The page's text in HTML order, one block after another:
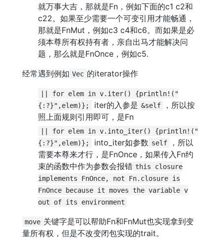
就万事大吉，那就是Fn，例如下面的c1 c2和
c22。如果至少需要一个可变引用才能畅通，
那就是FnMut，例如c3 c4和c6。而如果是必
须本尊所有权持有者，亲自出马才能解决问
题，那么就是FnOnce，例如c5.
经常遇到例如 Vec 的iterator操作
|| for elem in v.iter() {println!("
{:?}",elem)};
iter的入参是 &self
，所以按
照上面规则引用即可，是Fn
|| for elem in v.into_iter() {println!("
{:?}",elem)};
into_iter如参数 self
，所以
需要本尊来才行，是FnOnce，如果传入Fn约
束的函数中作为参数会报错 this closure
implements FnOnce, not Fn.closure is
FnOnce because it moves the variable v
out of its environment
move 关键字是可以帮助Fn和FnMut也实现拿到变
量所有权，但是不改变闭包实现的trait。